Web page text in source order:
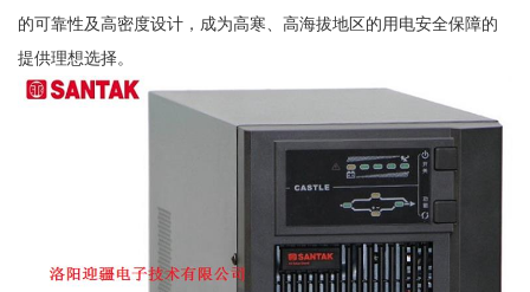
的可靠性及高密度设计，成为高寒、高海拔地区的用电安全保障的
提供理想选择。